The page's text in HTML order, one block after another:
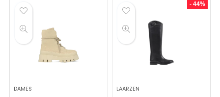
DAMES
- 44%
LAARZEN